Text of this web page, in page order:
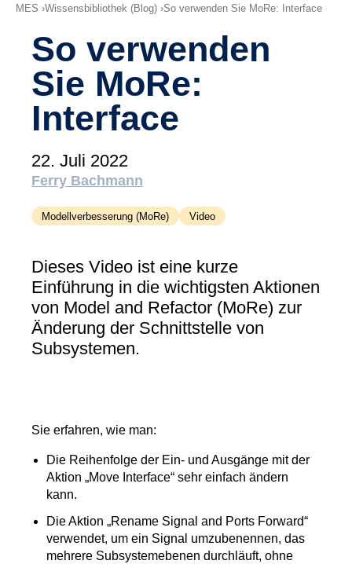
MXAM
MoRe
Wissensbibliothek (Blog)
Über uns
Impressum
Datenschutz
So verwenden
Sie MoRe:
Interface
22. Juli 2022
Ferry Bachmann
Modellverbesserung (MoRe) Video
Dieses Video ist eine kurze
Einführung in die wichtigsten Aktionen
von Model and Refactor (MoRe) zur
Änderung der Schnittstelle von
Subsystemen.
Sie erfahren, wie man:
Die Reihenfolge der Ein- und Ausgänge mit der
Aktion „Move Interface“ sehr einfach ändern
kann.
Die Aktion „Rename Signal and Ports Forward“
verwendet, um ein Signal umzubenennen, das
mehrere Subsystemebenen durchläuft, ohne
MES Wissensbibliothek (Blog) So verwenden Sie MoRe: Interface